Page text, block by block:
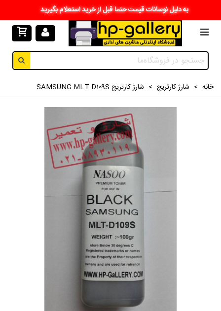
به دلیل نوسانات قیمت حتما قبل از خرید استعلام بگیرید
خانه > شارژ کارتریج > شارژ کارتریج SAMSUNG MLT-D109S